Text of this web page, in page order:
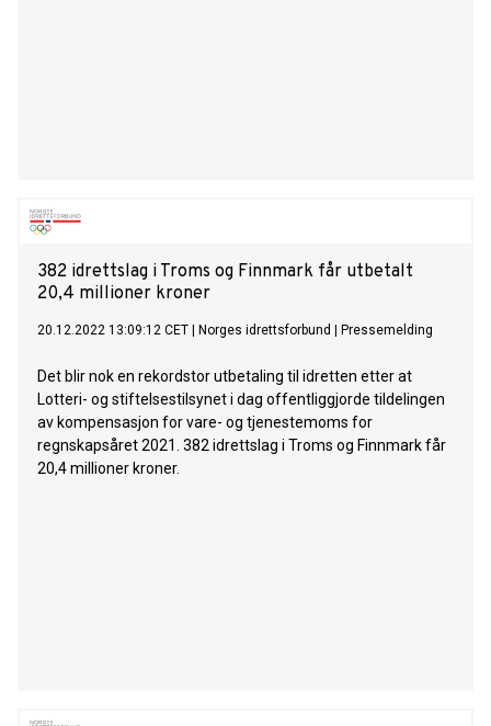
382 idrettslag i Troms og Finnmark får utbetalt
20,4 millioner kroner
20.12.2022 13:09:12 CET Norges idrettsforbund Pressemelding
Det blir nok en rekordstor utbetaling til idretten etter at
Lotteri- og stiftelsestilsynet i dag offentliggjorde tildelingen
av kompensasjon for vare- og tjenestemoms for
regnskapsåret 2021. 382 idrettslag i Troms og Finnmark får
20,4 millioner kroner.